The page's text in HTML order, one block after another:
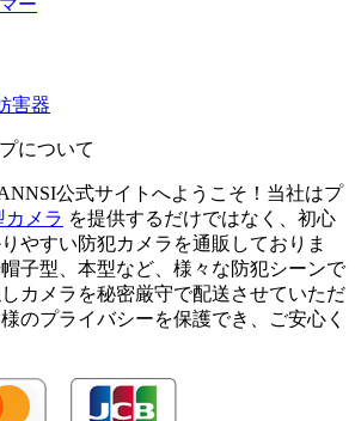
ー
害器
について
公式サイトへようこそ！当社はプ
カメラ を提供するだけではなく、初心
やすい防犯カメラを通販しておりま
子型、本型など、様々な防犯シーンで
カメラを秘密厳守で配送させていただ
のプライバシーを保護でき、ご安心く